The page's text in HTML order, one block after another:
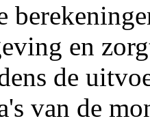
en
de
van de